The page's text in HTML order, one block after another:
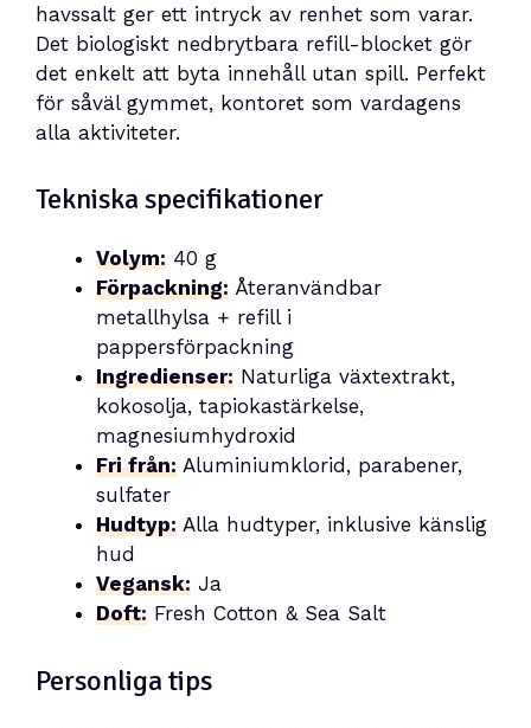
havssalt ger ett intryck av renhet som varar.
Det biologiskt nedbrytbara refill-blocket gör
det enkelt att byta innehåll utan spill. Perfekt
för såväl gymmet, kontoret som vardagens
alla aktiviteter.
Tekniska specifikationer
Volym: 40 g
Förpackning: Återanvändbar
metallhylsa + refill i
pappersförpackning
Ingredienser: Naturliga växtextrakt,
kokosolja, tapiokastärkelse,
magnesiumhydroxid
Fri från: Aluminiumklorid, parabener,
sulfater
Hudtyp: Alla hudtyper, inklusive känslig
hud
Vegansk: Ja
Doft: Fresh Cotton & Sea Salt
Personliga tips